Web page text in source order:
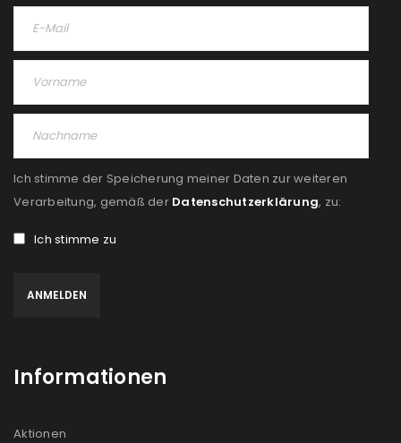
REGISTRIEREN
Ich stimme der Speicherung meiner Daten zur weiteren
Verarbeitung, gemäß der Datenschutzerklärung, zu:
Ich stimme zu
Informationen
Aktionen